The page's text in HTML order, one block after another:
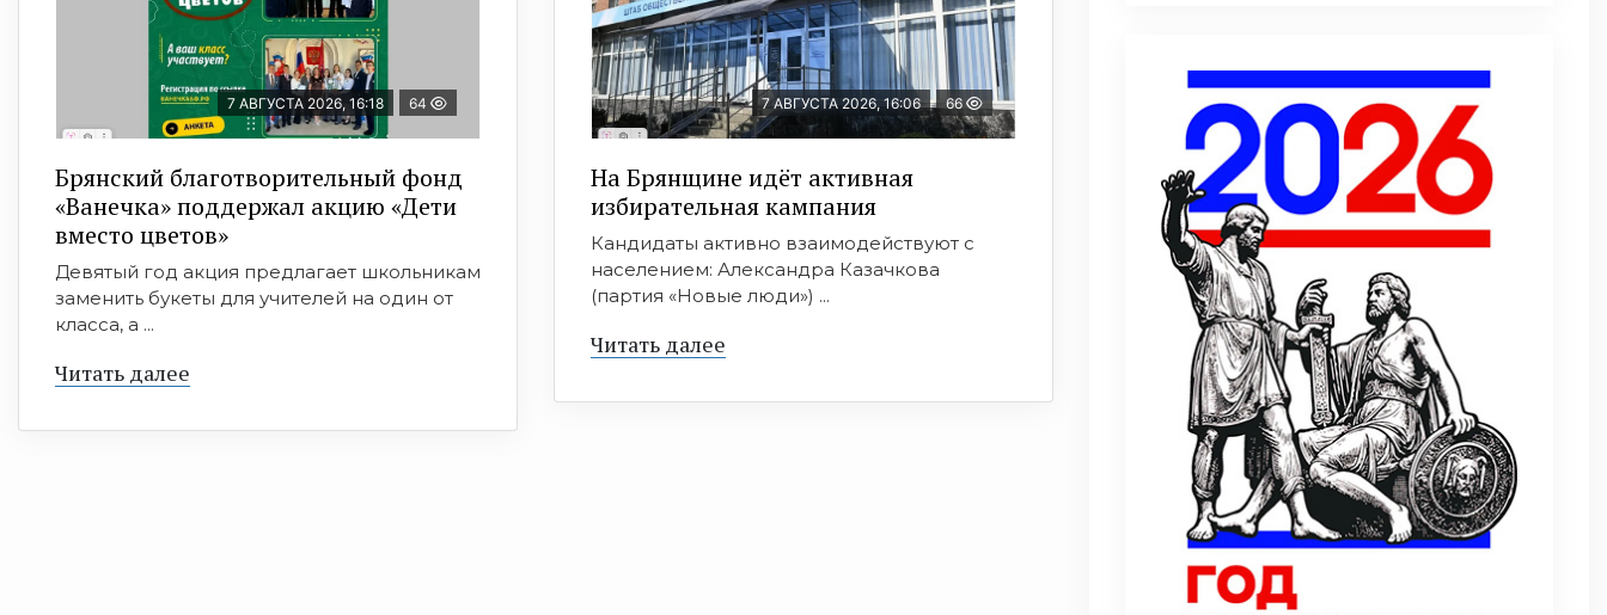
7 АВГУСТА 2026, 16:18 64
Брянский благотворительный фонд
«Ванечка» поддержал акцию «Дети
вместо цветов»
Девятый год акция предлагает школьникам
заменить букеты для учителей на один от
класса, а ...
Читать далее
7 АВГУСТА 2026, 16:06 66
На Брянщине идёт активная
избирательная кампания
Кандидаты активно взаимодействуют с
населением: Александра Казачкова
(партия «Новые люди») ...
Читать далее